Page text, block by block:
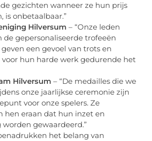
gezichten wanneer ze hun prijs
is onbetaalbaar.”
Hilversum – “Onze leden
de gepersonaliseerde trofeeën
een gevoel van trots en
hun harde werk gedurende het
Hilversum – “De medailles die we
onze jaarlijkse ceremonie zijn
voor onze spelers. Ze
hen eraan dat hun inzet en
gewaardeerd.”
het belang van